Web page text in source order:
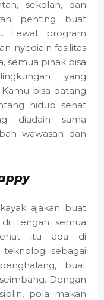
sekolah, dan
penting buat
Lewat program
nyediain fasilitas
semua pihak bisa
yang
bisa datang
hidup sehat
diadain sama
wawasan dan
ajakan buat
tengah semua
itu ada di
sebagai
buat
Dengan
pola makan